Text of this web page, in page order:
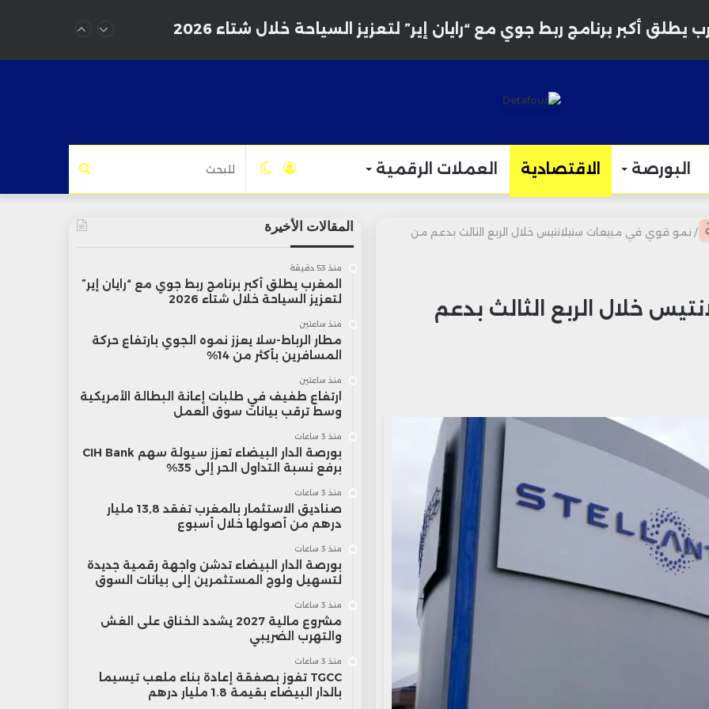
يطلق أكبر برنامج ربط جوي مع “رايان إير” لتعزيز السياحة خلال شتاء 2026
البورصة الاقتصادية العملات الرقمية للبحث الوضعتسجيل
/ نمو قوي في مبيعات ستيلانتيس خلال الربع الثالث بدعم من
خلال الربع الثالث بدعم
المقالات الأخيرة
منذ 53 دقيقة
المغرب يطلق أكبر برنامج ربط جوي مع “رايان إير”
لتعزيز السياحة خلال شتاء 2026
منذ ساعتين
مطار الرباط-سلا يعزز نموه الجوي بارتفاع حركة
المسافرين بأكثر من 14%
منذ ساعتين
ارتفاع طفيف في طلبات إعانة البطالة الأمريكية
وسط ترقب بيانات سوق العمل
منذ 3 ساعات
بورصة الدار البيضاء تعزز سيولة سهم CIH Bank
برفع نسبة التداول الحر إلى 35%
منذ 3 ساعات
صناديق الاستثمار بالمغرب تفقد 13,8 مليار
درهم من أصولها خلال أسبوع
منذ 3 ساعات
بورصة الدار البيضاء تدشن واجهة رقمية جديدة
لتسهيل ولوج المستثمرين إلى بيانات السوق
منذ 3 ساعات
مشروع مالية 2027 يشدد الخناق على الغش
والتهرب الضريبي
منذ 3 ساعات
TGCC تفوز بصفقة إعادة بناء ملعب تيسيما
بالدار البيضاء بقيمة 1.8 مليار درهم